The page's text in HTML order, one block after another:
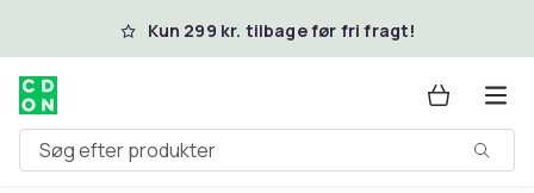
Spring til hovedindhold
Kun 299 kr. tilbage før fri fragt!
Søg efter produkter